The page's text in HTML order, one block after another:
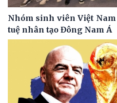
Nhóm sinh viên Việt
tuệ nhân tạo Đông Nam Á